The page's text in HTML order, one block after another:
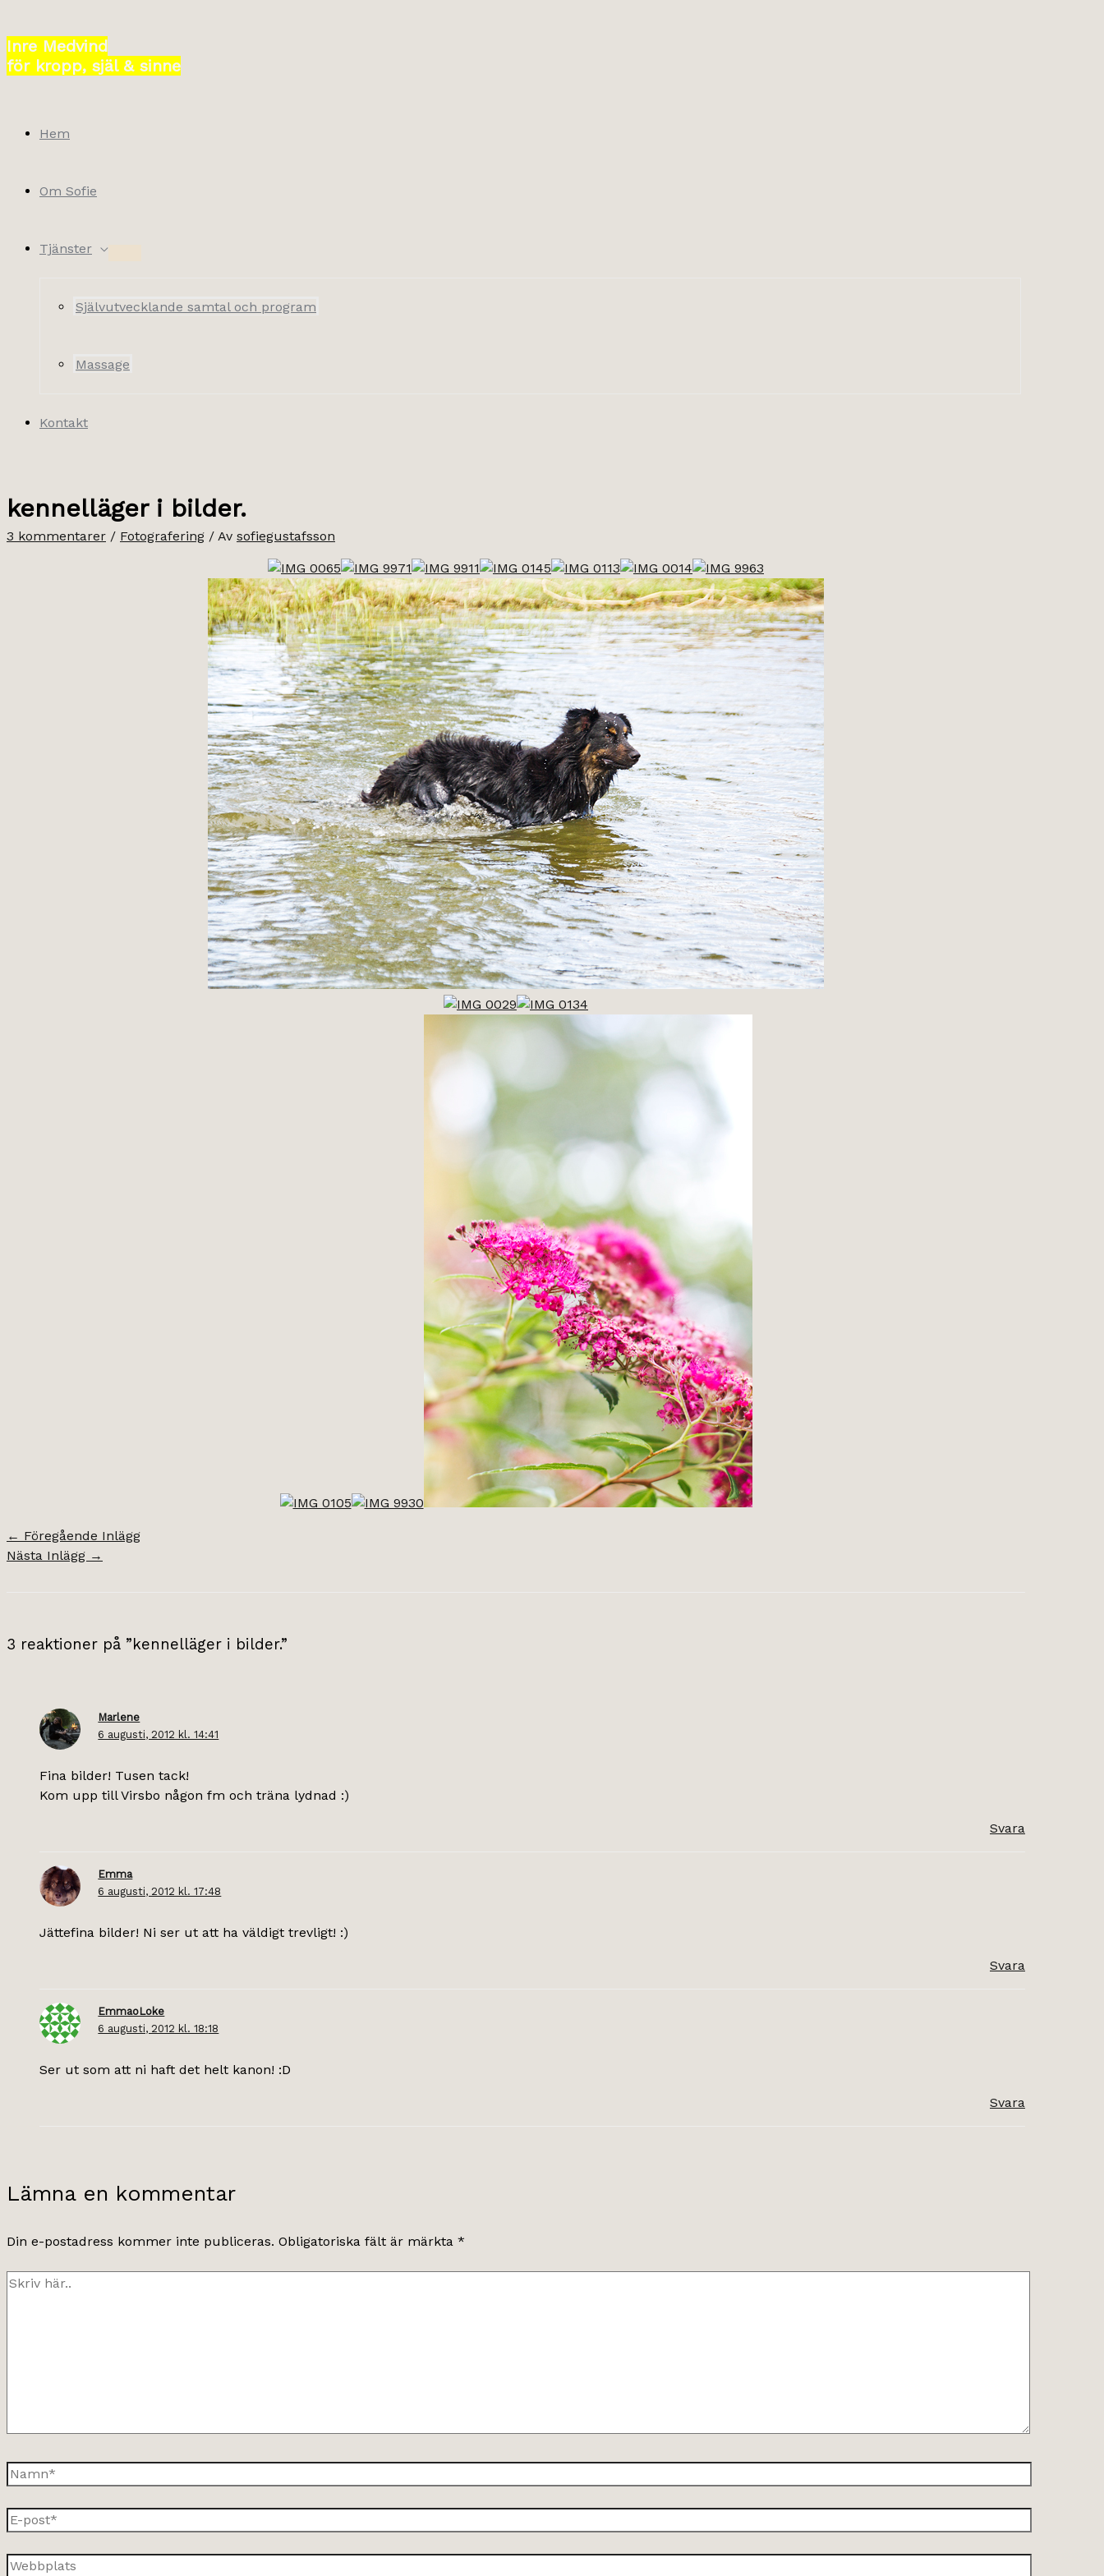
till
innehåll
Inre Medvind
för kropp, själ & sinne
Hem
Om Sofie
Tjänster
Självutvecklande samtal och program
Massage
Kontakt
kennelläger i bilder.
3 kommentarer / Fotografering / Av sofiegustafsson
← Föregående Inlägg
Nästa Inlägg →
3 reaktioner på ”kennelläger i bilder.”
Marlene
6 augusti, 2012 kl. 14:41
Fina bilder! Tusen tack!
Kom upp till Virsbo någon fm och träna lydnad :)
Svara
Emma
6 augusti, 2012 kl. 17:48
Jättefina bilder! Ni ser ut att ha väldigt trevligt! :)
Svara
EmmaoLoke
6 augusti, 2012 kl. 18:18
Ser ut som att ni haft det helt kanon! :D
Svara
Lämna en kommentar
Din e-postadress kommer inte publiceras. Obligatoriska fält är märkta *
Skriv
Namn*
E-
post*
Webbplats